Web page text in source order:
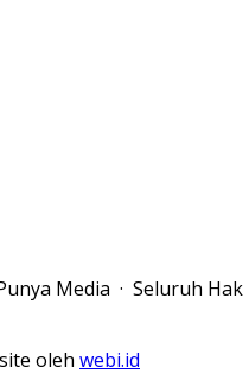
Media · Seluruh Hak
oleh webi.id